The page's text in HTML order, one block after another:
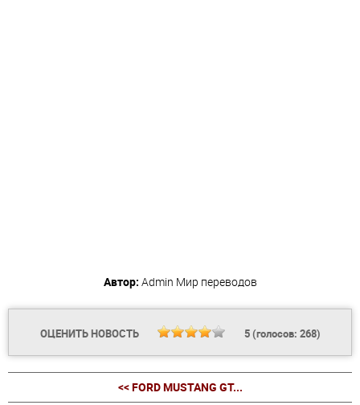
Автор: Admin Мир переводов
ОЦЕНИТЬ НОВОСТЬ 5(голосов: 268)
<< FORD MUSTANG GT...